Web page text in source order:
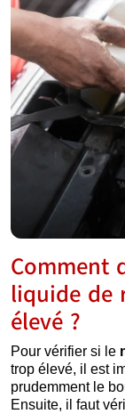
Comment
liquide de
élevé ?
Pour vérifier si le
trop élevé, il est
prudemment le
Ensuite, il faut